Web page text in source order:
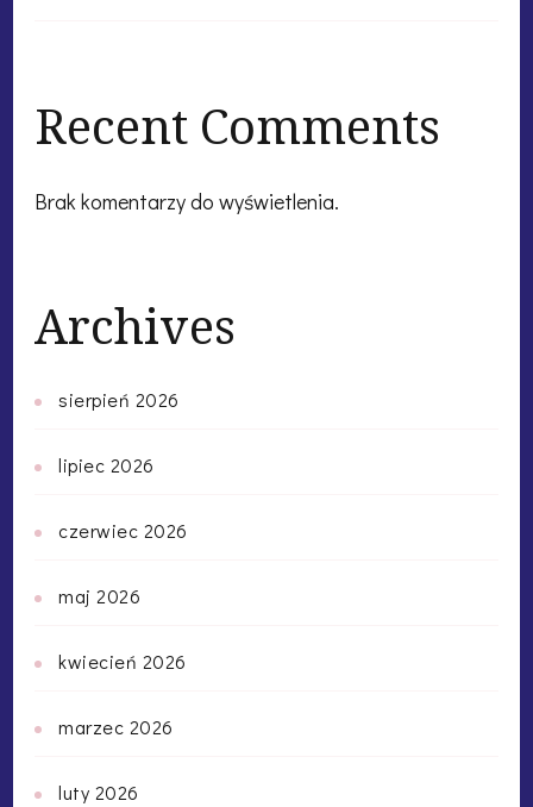
Recent Comments
Brak komentarzy do wyświetlenia.
Archives
sierpień 2026
lipiec 2026
czerwiec 2026
maj 2026
kwiecień 2026
marzec 2026
luty 2026